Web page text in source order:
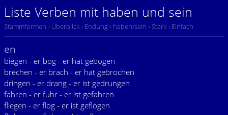
Liste Verben mit haben und sein
Stammformen › Überblick › Endung › haben/sein › Stark › Einfach
en
biegen - er bog - er hat gebogen
brechen - er brach - er hat gebrochen
dringen - er drang - er ist gedrungen
fahren - er fuhr - er ist gefahren
fliegen - er flog - er ist geflogen